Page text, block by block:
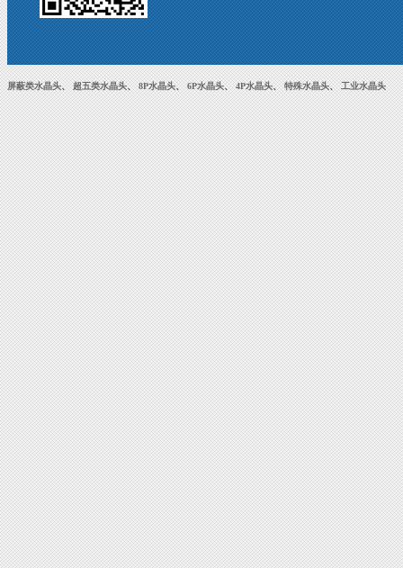
屏蔽类水晶头、超五类水晶头、8P水晶头、6P水晶头、4P水晶头、特殊水晶头、工业水晶头